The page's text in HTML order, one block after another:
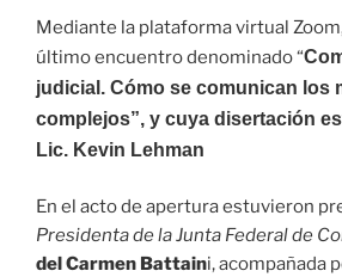
Mediante la plataforma virtual
último encuentro denominado “
judicial. Cómo se comunican los
complejos”, y cuya disertación
Lic. Kevin Lehman
En el acto de apertura estuvieron
Presidenta de la Junta Federal de
del Carmen Battaini, acompañada